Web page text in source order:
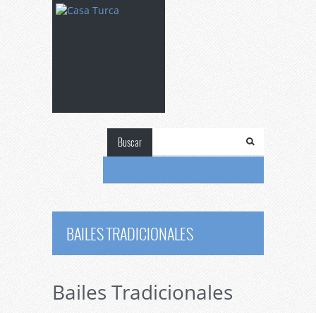
Buscar
BAILES TRADICIONALES
Bailes Tradicionales